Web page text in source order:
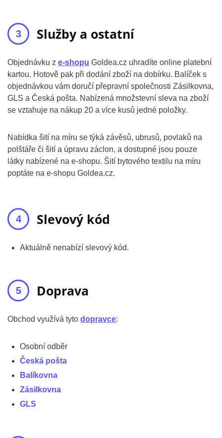
Služby a ostatní
Objednávku z e-shopu Goldea.cz uhradíte online platební
kartou. Hotově pak při dodání zboží na dobírku. Balíček s
objednávkou vám doručí přepravní společnosti Zásilkovna,
GLS a Česká pošta. Nabízená množstevní sleva na zboží
se vztahuje na nákup 20 a více kusů jedné položky.
Nabídka šití na míru se týká závěsů, ubrusů, povlaků na
polštáře či šití a úpravu záclon, a dostupné jsou pouze
látky nabízené na e-shopu. Šití bytového textilu na míru
poptáte na e-shopu Goldea.cz.
Slevový kód
Aktuálně nenabízí slevový kód.
Doprava
Obchod využívá tyto dopravce:
Osobní odběr
Česká pošta
Balíkovna
Zásilkovna
GLS